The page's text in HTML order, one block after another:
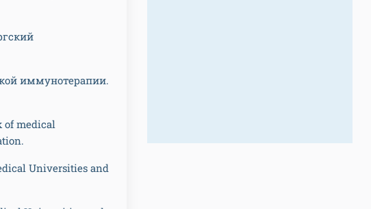
иммунотерапии.
of medical
Universities and